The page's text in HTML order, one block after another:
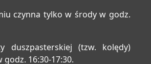
czynna tylko w środy w godz.
duszpasterskiej (tzw. kolędy)
16:30-17:30.